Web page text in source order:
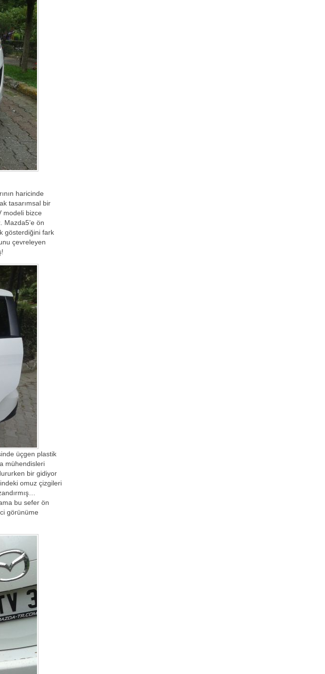
haricinde
tasarımsal bir
modeli bizce
Mazda5’e ön
gösterdiğini fark
çevreleyen
üçgen plastik
mühendisleri
bir gidiyor
omuz çizgileri
bu sefer ön
görünüme